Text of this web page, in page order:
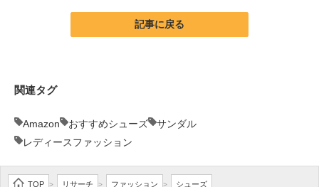
AI活用のいまが分かる
企業向けIT製品の総合サイト
記事に戻る
関連タグ
Amazon おすすめシューズ
サンダル
レディースファッション
TOP > リサーチ > ファッション > シューズ